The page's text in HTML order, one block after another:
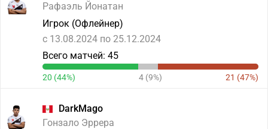
Рафаэль Йонатан
Игрок (Офлейнер)
c 13.08.2024 по 25.12.2024
Всего матчей: 45
20 (44%) 4 (9%) 21 (47%)
DarkMago
Гонзало Эррера